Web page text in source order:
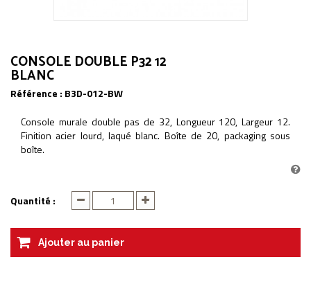
CONSOLE DOUBLE P32 12
BLANC
Référence : B3D-012-BW
Console murale double pas de 32, Longueur 120, Largeur 12.
Finition acier lourd, laqué blanc. Boîte de 20, packaging sous
boîte.
Quantité :
Ajouter au panier